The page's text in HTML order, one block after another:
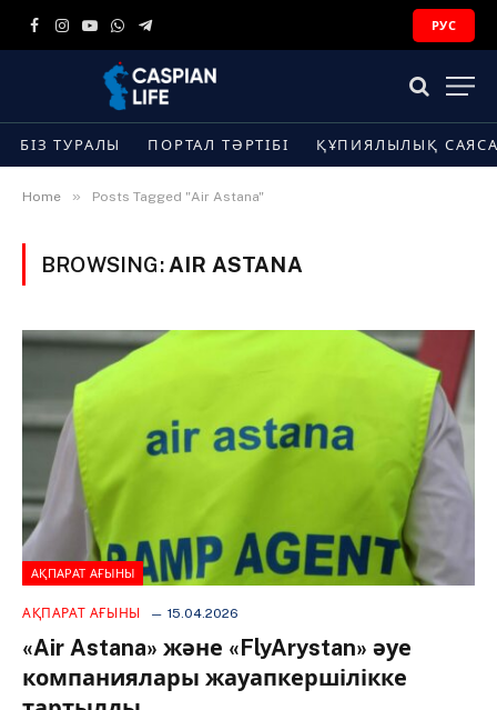
Facebook
Instagram
YouTube
WhatsApp
Telegram
РУС
БІЗ ТУРАЛЫ ПОРТАЛ ТӘРТІБІ ҚҰПИЯЛЫЛЫҚ
Home » Posts Tagged "Air Astana"
BROWSING: AIR ASTANA
АҚПАРАТ АҒЫНЫ
АҚПАРАТ АҒЫНЫ 15.04.2026
«Air Astana» және «FlyArystan» әуе
компаниялары жауапкершілікке